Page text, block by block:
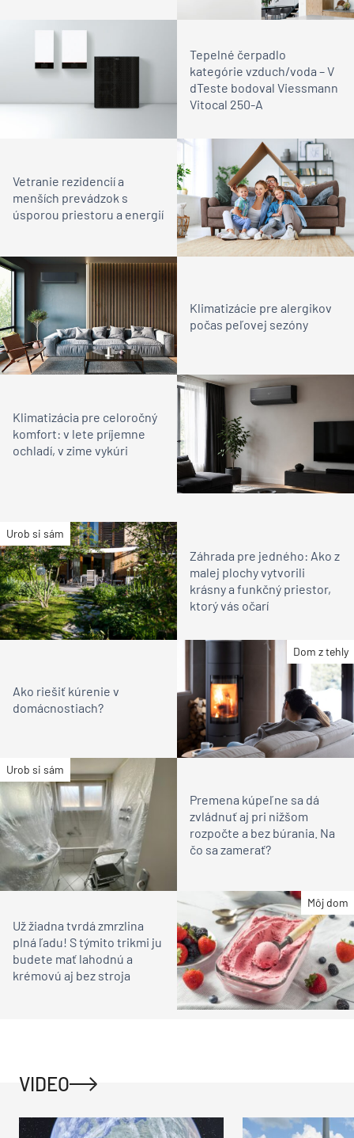
Tepelné čerpadlo
kategórie vzduch/voda – V
dTeste bodoval Viessmann
Vitocal 250-A
Vetranie rezidencií a
menších prevádzok s
úsporou priestoru a energií
Klimatizácie pre alergikov
počas peľovej sezóny
Klimatizácia pre celoročný
komfort: v lete príjemne
ochladí, v zime vykúri
Urob si sám
Záhrada pre jedného: Ako z
malej plochy vytvorili
krásny a funkčný priestor,
ktorý vás očarí
Dom z tehly
Ako riešiť kúrenie v
domácnostiach?
Urob si sám
Premena kúpeľne sa dá
zvládnuť aj pri nižšom
rozpočte a bez búrania. Na
čo sa zamerať?
Môj dom
Už žiadna tvrdá zmrzlina
plná ľadu! S týmito trikmi ju
budete mať lahodnú a
krémovú aj bez stroja
VIDEO